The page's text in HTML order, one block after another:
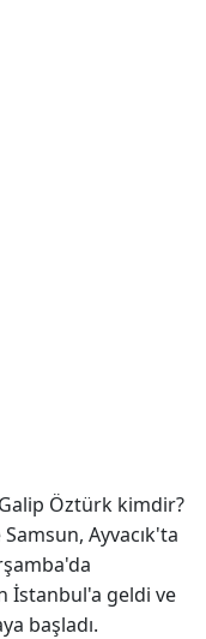
Öztürk kimdir?
Ayvacık'ta
İstanbul'a geldi ve
başladı.